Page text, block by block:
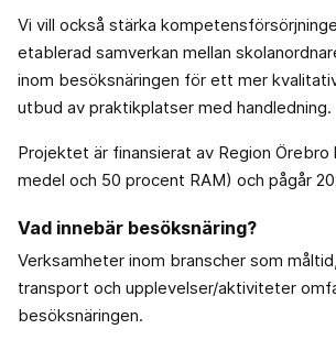
Vi vill också stärka
etablerad samverkan mellan
inom besöksnäringen för ett mer
utbud av praktikplatser med handledning.
Projektet är finansierat av Region Örebro
medel och 50 procent RAM) och pågår
Vad innebär besöksnäring?
Verksamheter inom branscher som
transport och upplevelser/aktiviteter
besöksnäringen.